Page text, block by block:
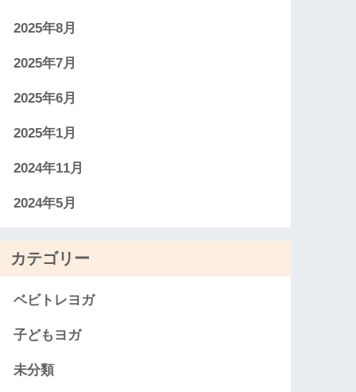
2025年8月
2025年7月
2025年6月
2025年1月
2024年11月
2024年5月
カテゴリー
ベビトレヨガ
子どもヨガ
未分類